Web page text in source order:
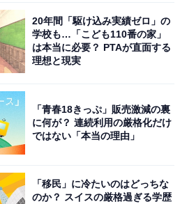
20年間「駆け込み実績ゼロ」の
学校も…「こども110番の家」
は本当に必要？ PTAが直面する
理想と現実
「青春18きっぷ」販売激減の裏
に何が？ 連続利用の厳格化だけ
ではない「本当の理由」
「移民」に冷たいのはどっちな
のか？ スイスの厳格過ぎる学歴